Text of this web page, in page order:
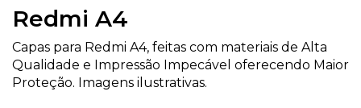
Redmi A4
Capas para Redmi A4, feitas com materiais de Alta
Qualidade e Impressão Impecável oferecendo Maior
Proteção. Imagens ilustrativas.